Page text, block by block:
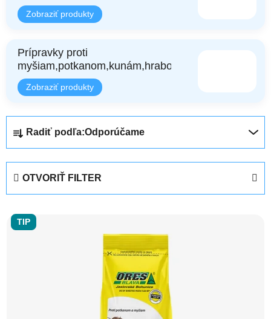
Prípravky proti
myšiam,potkanom,kunám,hrabošom
Radiť podľa:Odporúčame
OTVORIŤ FILTER
Výpis produktov
TIP